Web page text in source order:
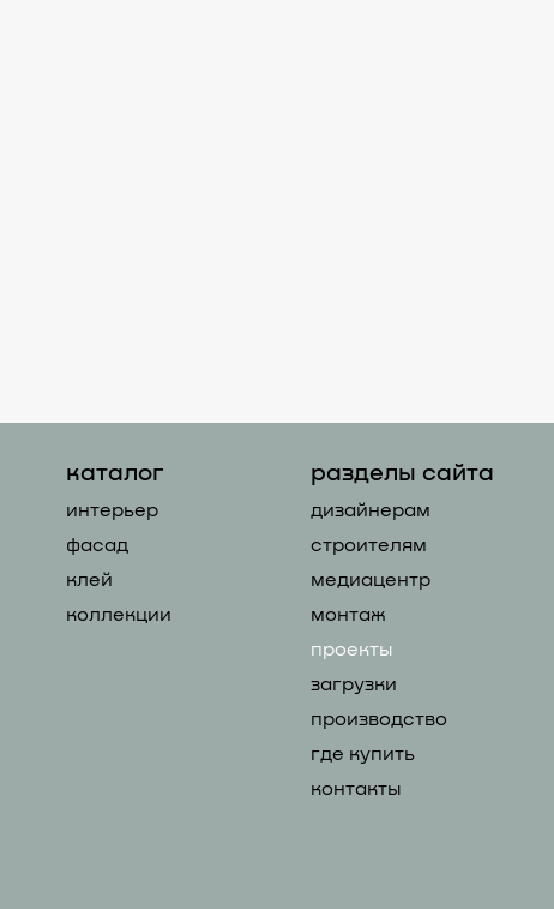
каталог
интерьер
фасад
клей
коллекции
разделы сайта
дизайнерам
строителям
медиацентр
монтаж
проекты
загрузки
производство
где купить
контакты